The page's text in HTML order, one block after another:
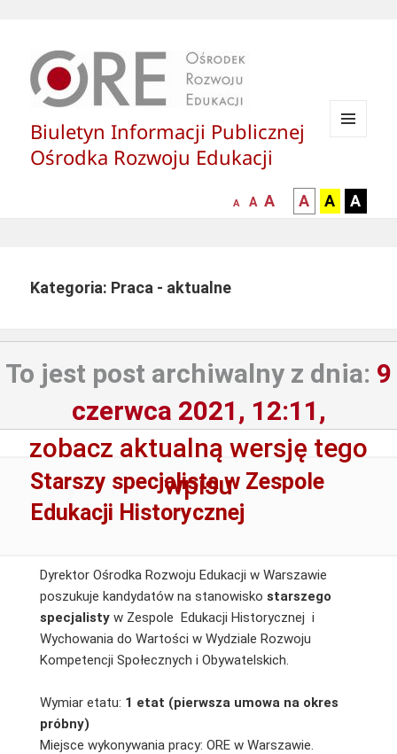
Biuletyn Informacji Publicznej
Ośrodka Rozwoju Edukacji
mniejsza
A
normalna
A
większa-
czcionka
A
kontrast
czarny
A
kontrast
czarny
A
żółty
A
Kategoria: Praca - aktualne
To jest post archiwalny z dnia: 9
czerwca 2021, 12:11,
zobacz aktualną wersję tego
wpisu
Starszy specjalista w Zespole
Edukacji Historycznej
Dyrektor Ośrodka Rozwoju Edukacji w Warszawie
poszukuje kandydatów na stanowisko starszego
specjalistyw Zespole Edukacji Historycznej i
Wychowania do Wartości w Wydziale Rozwoju
Kompetencji Społecznych i Obywatelskich.
Wymiar etatu: 1 etat (pierwsza umowa na okres
próbny)
Miejsce wykonywania pracy: ORE w Warszawie.